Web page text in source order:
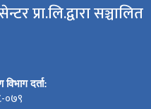
प्रा.लि.द्वारा सञ्चालित
दर्ता:
०७९